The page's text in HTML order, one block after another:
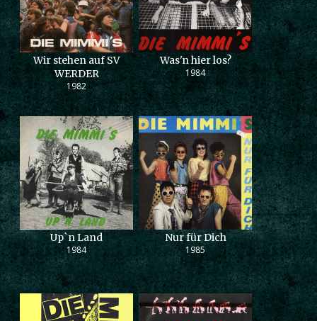
Wir stehen auf SV
WERDER
1982
Was'n hier los?
1984
Up`n Land
1984
Nur für Dich
1985